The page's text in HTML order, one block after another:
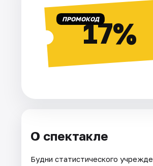
ПРОМОКОД17%
О спектакле
Будни статистического